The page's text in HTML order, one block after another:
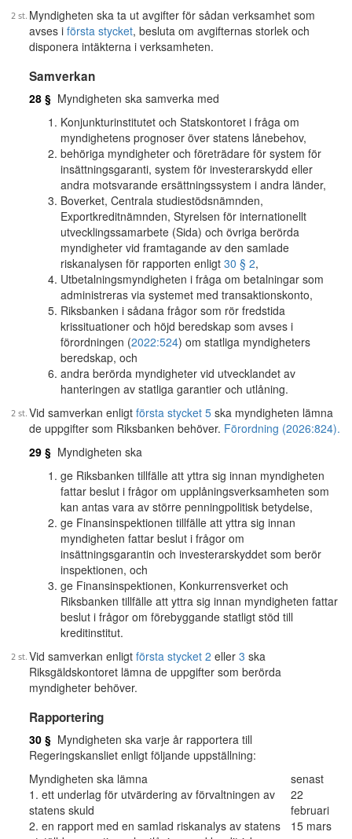
Myndigheten ska ta ut avgifter för sådan verksamhet som
avses i första stycket, besluta om avgifternas storlek och
disponera intäkterna i verksamheten.
Samverkan
28 § Myndigheten ska samverka med
Konjunkturinstitutet och Statskontoret i fråga om
myndighetens prognoser över statens lånebehov,
behöriga myndigheter och företrädare för system för
insättningsgaranti, system för investerarskydd eller
andra motsvarande ersättningssystem i andra länder,
Boverket, Centrala studiestödsnämnden,
Exportkreditnämnden, Styrelsen för internationellt
utvecklingssamarbete (Sida) och övriga berörda
myndigheter vid framtagande av den samlade
riskanalysen för rapporten enligt 30 § 2,
Utbetalningsmyndigheten i fråga om betalningar som
administreras via systemet med transaktionskonto,
Riksbanken i sådana frågor som rör fredstida
krissituationer och höjd beredskap som avses i
förordningen (2022:524) om statliga myndigheters
beredskap, och
andra berörda myndigheter vid utvecklandet av
hanteringen av statliga garantier och utlåning.
Vid samverkan enligt första stycket 5 ska myndigheten lämna
de uppgifter som Riksbanken behöver. Förordning (2026:824).
29 § Myndigheten ska
ge Riksbanken tillfälle att yttra sig innan myndigheten
fattar beslut i frågor om upplåningsverksamheten som
kan antas vara av större penningpolitisk betydelse,
ge Finansinspektionen tillfälle att yttra sig innan
myndigheten fattar beslut i frågor om
insättningsgarantin och investerarskyddet som berör
inspektionen, och
ge Finansinspektionen, Konkurrensverket och
Riksbanken tillfälle att yttra sig innan myndigheten fattar
beslut i frågor om förebyggande statligt stöd till
kreditinstitut.
Vid samverkan enligt första stycket 2 eller 3 ska
Riksgäldskontoret lämna de uppgifter som berörda
myndigheter behöver.
Rapportering
30 § Myndigheten ska varje år rapportera till
Regeringskansliet enligt följande uppställning:
Myndigheten ska lämna
senast
1. ett underlag för utvärdering av förvaltningen av
statens skuld
22
februari
2. en rapport med en samlad riskanalys av statens
15 mars